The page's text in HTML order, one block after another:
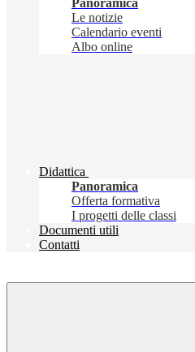
Panoramica
Le notizie
Calendario eventi
Albo online
Didattica
Panoramica
Offerta formativa
I progetti delle classi
Documenti utili
Contatti